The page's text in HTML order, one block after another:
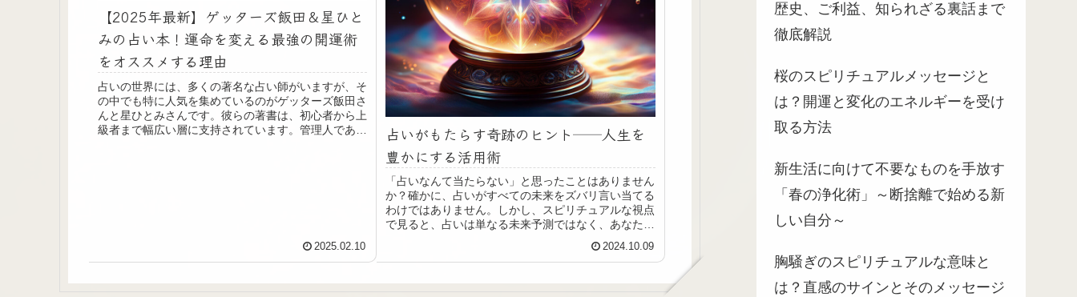
【2025年最新】ゲッターズ飯田＆星ひと
みの占い本！運命を変える最強の開運術
をオススメする理由
占いの世界には、多くの著名な占い師がいますが、そ
の中でも特に人気を集めているのがゲッターズ飯田さ
んと星ひとみさんです。彼らの著書は、初心者から上
級者まで幅広い層に支持されています。管理人である
2025.02.10
占いがもたらす奇跡のヒント──人生を
豊かにする活用術
「占いなんて当たらない」と思ったことはありません
か？確かに、占いがすべての未来をズバリ言い当てる
わけではありません。しかし、スピリチュアルな視点
で見ると、占いは単なる未来予測ではなく、あなたの
魂の成長や人生の目的を見つけるための道しるべに
2024.10.09
歴史、ご利益、知られざる裏話まで
徹底解説
桜のスピリチュアルメッセージと
は？開運と変化のエネルギーを受け
取る方法
新生活に向けて不要なものを手放す
「春の浄化術」～断捨離で始める新
しい自分～
胸騒ぎのスピリチュアルな意味と
は？直感のサインとそのメッセージ